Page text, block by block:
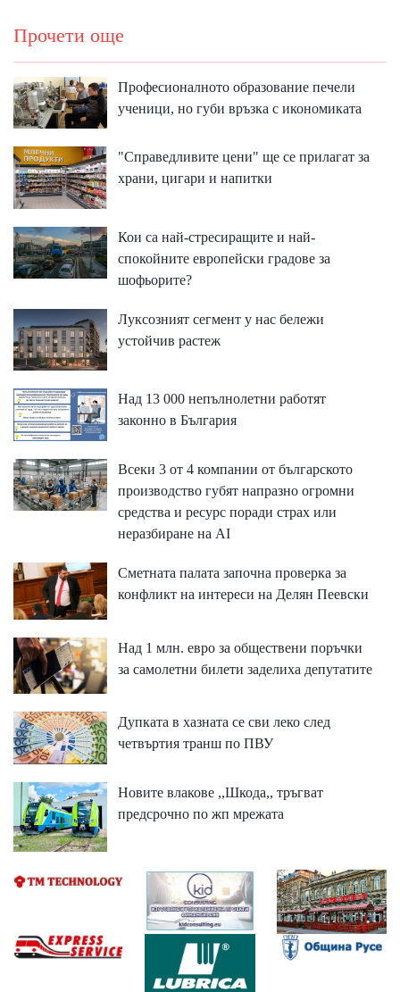
Прочети още
Професионалното образование печели
ученици, но губи връзка с икономиката
"Справедливите цени" ще се прилагат за
храни, цигари и напитки
Кои са най-стресиращите и най-
спокойните европейски градове за
шофьорите?
Луксозният сегмент у нас бележи
устойчив растеж
Над 13 000 непълнолетни работят
законно в България
Всеки 3 от 4 компании от българското
производство губят напразно огромни
средства и ресурс поради страх или
неразбиране на AI
Сметната палата започна проверка за
конфликт на интереси на Делян Пеевски
Над 1 млн. евро за обществени поръчки
за самолетни билети заделиха депутатите
Дупката в хазната се сви леко след
четвъртия транш по ПВУ
Новите влакове ,,Шкода,, тръгват
предсрочно по жп мрежата